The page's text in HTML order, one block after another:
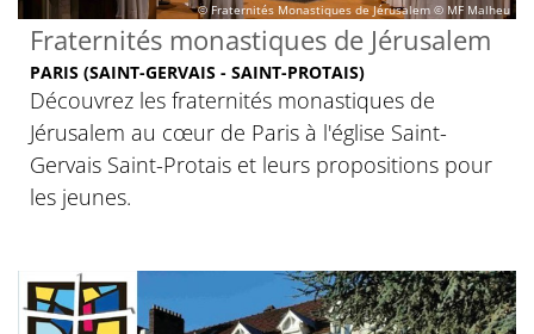
© Fraternités Monastiques de Jérusalem ©️ MF Malheu
Fraternités monastiques de Jérusalem
PARIS (SAINT-GERVAIS - SAINT-PROTAIS)
Découvrez les fraternités monastiques de
Jérusalem au cœur de Paris à l'église Saint-
Gervais Saint-Protais et leurs propositions pour
les jeunes.